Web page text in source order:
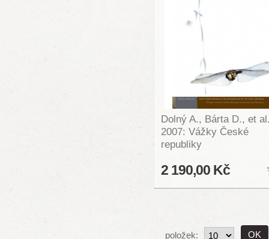
Dolný A., Bárta D., et
2007: Vážky České
republiky
2 190,00 Kč
položek: